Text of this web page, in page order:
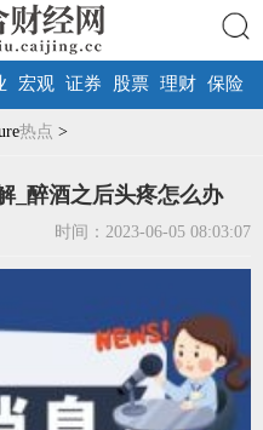
搜索
宏观 证券 股票 理财 保险
热点 >
_醉酒之后头疼怎么办
时间：2023-06-05 08:03:07